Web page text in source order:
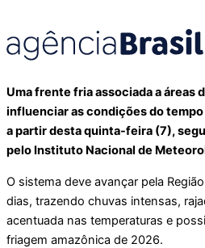
Uma frente fria associada a áreas
influenciar as condições do
a partir desta quinta-feira (7),
pelo Instituto Nacional de
O sistema deve avançar pela
dias, trazendo chuvas intensas,
acentuada nas temperaturas e
friagem amazônica de 2026.